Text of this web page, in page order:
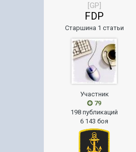
[GP]
FDP
Старшина 1 статьи
Участник
79
198 публикаций
6 143 боя